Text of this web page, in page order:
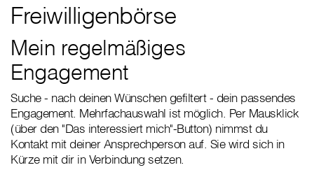
Freiwilligenbörse
Mein regelmäßiges
Engagement
Suche - nach deinen Wünschen gefiltert - dein passendes
Engagement. Mehrfachauswahl ist möglich. Per Mausklick
(über den "Das interessiert mich"-Button) nimmst du
Kontakt mit deiner Ansprechperson auf. Sie wird sich in
Kürze mit dir in Verbindung setzen.